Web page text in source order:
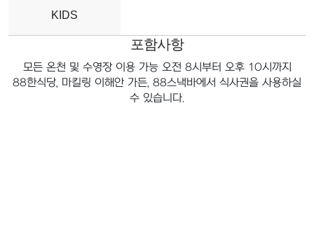
KIDS
포함사항
모든 온천 및 수영장 이용 가능 오전 8시부터 오후 10시까지
88한식당, 마킬링 이해안 가든, 88스낵바에서 식사권을 사용하실
수 있습니다.